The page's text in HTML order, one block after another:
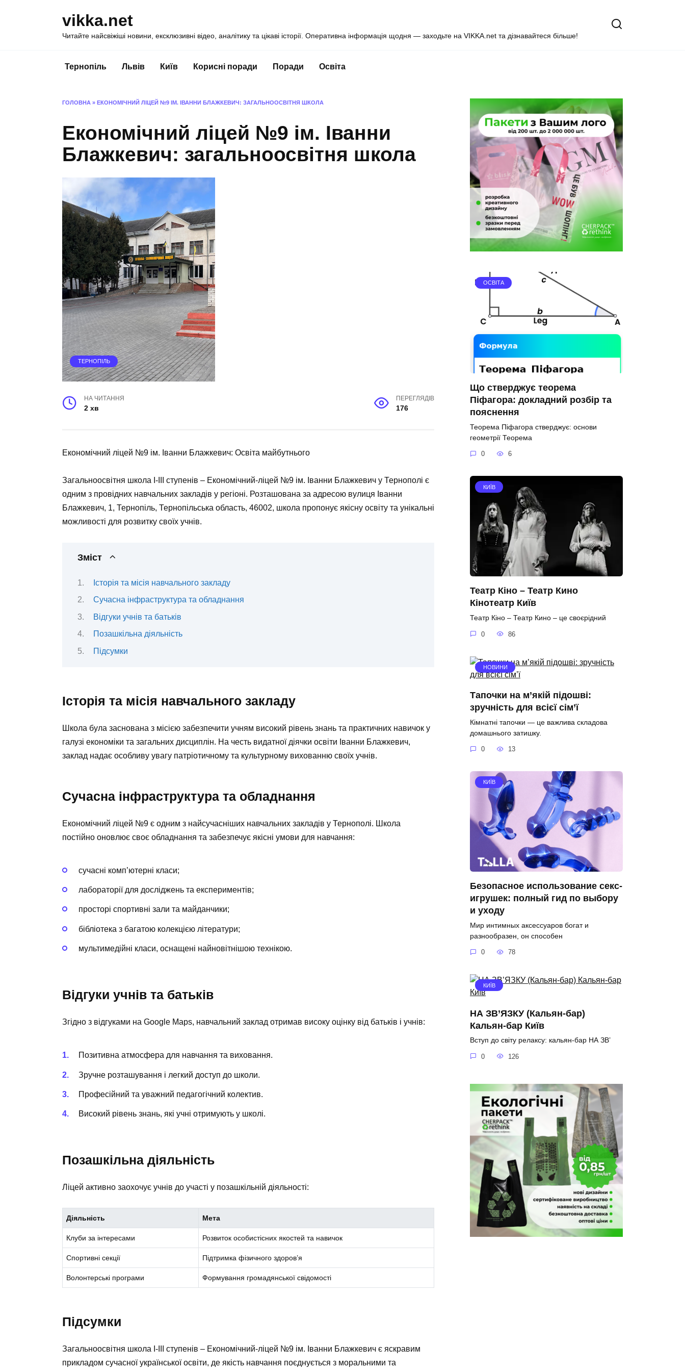
vikka.net
Читайте найсвіжіші новини, ексклюзивні відео, аналітику та цікаві історії. Оперативна інформація щодня — заходьте на VIKKA.net та дізнавайтеся більше!
Тернопіль Львів Київ Корисні поради Поради Освіта
ГОЛОВНА » ЕКОНОМІЧНИЙ ЛІЦЕЙ №9 ІМ. ІВАННИ БЛАЖКЕВИЧ: ЗАГАЛЬНООСВІТНЯ ШКОЛА
Економічний ліцей №9 ім. Іванни
Блажкевич: загальноосвітня школа
ТЕРНОПІЛЬ
НА ЧИТАННЯ
2 хв
ПЕРЕГЛЯДІВ
176
Економічний ліцей №9 ім. Іванни Блажкевич: Освіта майбутнього
Загальноосвітня школа I-III ступенів – Економічний-ліцей №9 ім. Іванни Блажкевич у Тернополі є
одним з провідних навчальних закладів у регіоні. Розташована за адресою вулиця Іванни
Блажкевич, 1, Тернопіль, Тернопільська область, 46002, школа пропонує якісну освіту та унікальні
можливості для розвитку своїх учнів.
Зміст
Історія та місія навчального закладу
Сучасна інфраструктура та обладнання
Відгуки учнів та батьків
Позашкільна діяльність
Підсумки
Історія та місія навчального закладу
Школа була заснована з місією забезпечити учням високий рівень знань та практичних навичок у
галузі економіки та загальних дисциплін. На честь видатної діячки освіти Іванни Блажкевич,
заклад надає особливу увагу патріотичному та культурному вихованню своїх учнів.
Сучасна інфраструктура та обладнання
Економічний ліцей №9 є одним з найсучасніших навчальних закладів у Тернополі. Школа
постійно оновлює своє обладнання та забезпечує якісні умови для навчання:
сучасні комп’ютерні класи;
лабораторії для досліджень та експериментів;
просторі спортивні зали та майданчики;
бібліотека з багатою колекцією літератури;
мультимедійні класи, оснащені найновітнішою технікою.
Відгуки учнів та батьків
Згідно з відгуками на Google Maps, навчальний заклад отримав високу оцінку від батьків і учнів:
Позитивна атмосфера для навчання та виховання.
Зручне розташування і легкий доступ до школи.
Професійний та уважний педагогічний колектив.
Високий рівень знань, які учні отримують у школі.
Позашкільна діяльність
Ліцей активно заохочує учнів до участі у позашкільній діяльності:
Діяльність Мета
Клуби за інтересами Розвиток особистісних якостей та навичок
Спортивні секції Підтримка фізичного здоров’я
Волонтерські програми Формування громадянської свідомості
Підсумки
Загальноосвітня школа I-III ступенів – Економічний-ліцей №9 ім. Іванни Блажкевич є яскравим
прикладом сучасної української освіти, де якість навчання поєднується з моральними та
ОСВІТА
Що стверджує теорема
Піфагора: докладний розбір та
пояснення
Теорема Піфагора стверджує: основи
геометрії Теорема
0 6
КИЇВ
Театр Кіно – Театр Кино
Кінотеатр Київ
Театр Кіно – Театр Кино – це своєрідний
0 86
НОВИНИ
Тапочки на м’якій підошві:
зручність для всієї сім’ї
Кімнатні тапочки — це важлива складова
домашнього затишку.
0 13
КИЇВ
Безопасное использование секс-
игрушек: полный гид по выбору
и уходу
Мир интимных аксессуаров богат и
разнообразен, он способен
0 78
КИЇВ
НА ЗВ’ЯЗКУ (Кальян-бар)
Кальян-бар Київ
Вступ до світу релаксу: кальян-бар НА ЗВ’
0 126